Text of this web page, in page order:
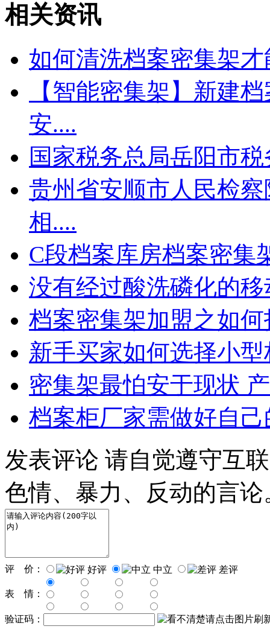
相关资讯
如何清洗档案密集架
【智能密集架】新建
安....
国家税务总局岳阳市
贵州省安顺市人民检
相....
C段档案库房档案密集
没有经过酸洗磷化的
档案密集架加盟之如
新手买家如何选择小
密集架最怕安于现状
档案柜厂家需做好自
发表评论 请自觉遵守互
色情、暴力、反动的言论
评 价： 好评 中立 差评
表 情：
验证码：